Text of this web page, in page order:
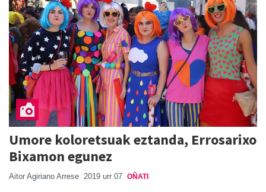
Umore koloretsuak eztanda, Errosarixo
Bixamon egunez
Aitor Agiriano Arrese 2019 urr 07 OÑATI